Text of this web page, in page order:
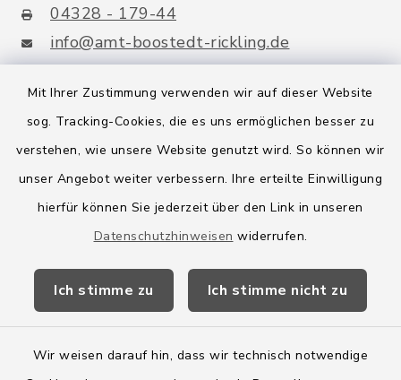
Mit Ihrer Zustimmung verwenden wir auf dieser Website
sog. Tracking-Cookies, die es uns ermöglichen besser zu
verstehen, wie unsere Website genutzt wird. So können wir
unser Angebot weiter verbessern. Ihre erteilte Einwilligung
hierfür können Sie jederzeit über den Link in unseren
Datenschutzhinweisen widerrufen.
Ich stimme zu Ich stimme nicht zu
Wir weisen darauf hin, dass wir technisch notwendige
04328 - 179-44
info@amt-boostedt-rickling.de
Quicklinks
Amt Boostedt-Rickling
Amtsbroschüre
Wege-Zweckverband